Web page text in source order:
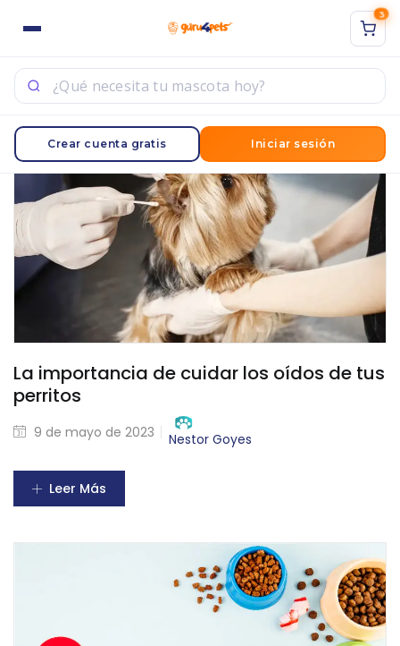
3
Crear cuenta gratis Iniciar sesión
La importancia de cuidar los oídos de tus
perritos
9 de mayo de 2023 Nestor Goyes
Leer Más
Ingrese su nombre de usuario y contraseña para iniciar
sesión.
Acuérdate de mí
Acceso
¿Contraseña perdida?